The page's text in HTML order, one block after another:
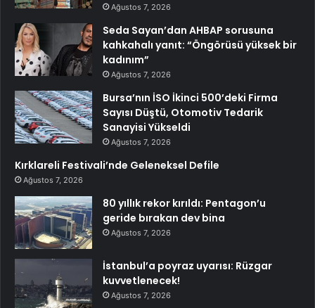
Ağustos 7, 2026
Seda Sayan’dan AHBAP sorusuna
kahkahalı yanıt: “Öngörüsü yüksek bir
kadınım”
Ağustos 7, 2026
Bursa’nın İSO İkinci 500’deki Firma
Sayısı Düştü, Otomotiv Tedarik
Sanayisi Yükseldi
Ağustos 7, 2026
Kırklareli Festivali’nde Geleneksel Defile
Ağustos 7, 2026
80 yıllık rekor kırıldı: Pentagon’u
geride bırakan dev bina
Ağustos 7, 2026
İstanbul’a poyraz uyarısı: Rüzgar
kuvvetlenecek!
Ağustos 7, 2026